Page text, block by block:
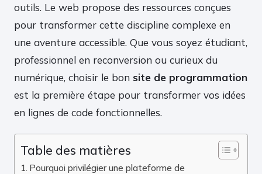
outils. Le web propose des ressources conçues
pour transformer cette discipline complexe en
une aventure accessible. Que vous soyez étudiant,
professionnel en reconversion ou curieux du
numérique, choisir le bon site de programmation
est la première étape pour transformer vos idées
en lignes de code fonctionnelles.
Table des matières
Pourquoi privilégier une plateforme de